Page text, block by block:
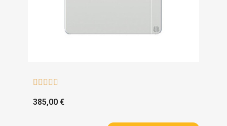
    
385,00 €